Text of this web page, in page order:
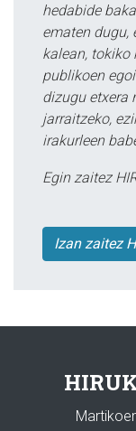
hedabide
ematen dugu,
kalean, tokiko
publikoen
dizugu etxera
jarraitzeko,
irakurleen
Egin zaitez
Izan zaitez